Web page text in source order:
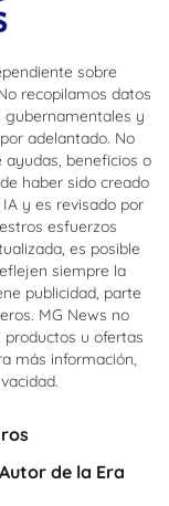
sobre
recopilamos datos
gubernamentales y
adelantado. No
beneficios o
haber sido creado
y es revisado por
esfuerzos
es posible
siempre la
publicidad, parte
MG News no
productos u ofertas
más información,
de la Era